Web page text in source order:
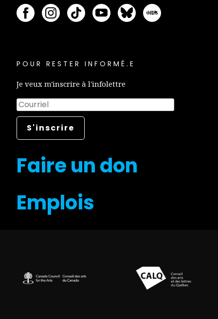
POUR RESTER INFORMÉ.E
Je veux m'inscrire à l'infolettre
Faire un don
Emplois